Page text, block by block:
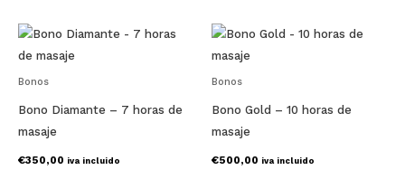
Bonos
Bono Diamante – 7 horas de
masaje
€350,00 iva incluido
Bonos
Bono Gold – 10 horas de
masaje
€500,00 iva incluido